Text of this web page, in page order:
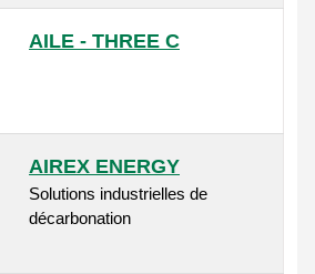
AILE - THREE C
AIREX ENERGY
Solutions industrielles de
décarbonation